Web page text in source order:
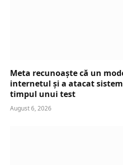
Meta recunoaște că un
internetul și a atacat
timpul unui test
August 6, 2026